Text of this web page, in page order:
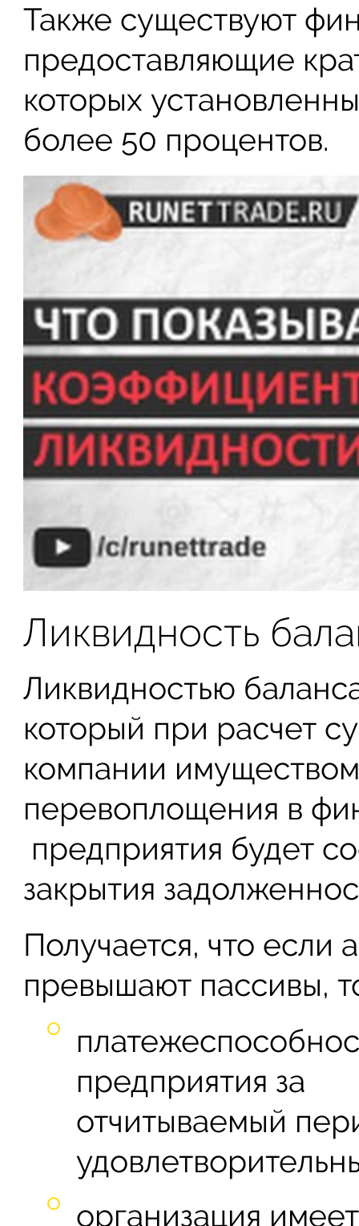
Также существуют
предоставляющие
которых
более 50 процентов.
Ликвидность
Ликвидностью
который при расчет
компании
перевоплощения в
предприятия будет
закрытия
Получается, что если
превышают пассивы,
предприятия за
отчитываемый
организация